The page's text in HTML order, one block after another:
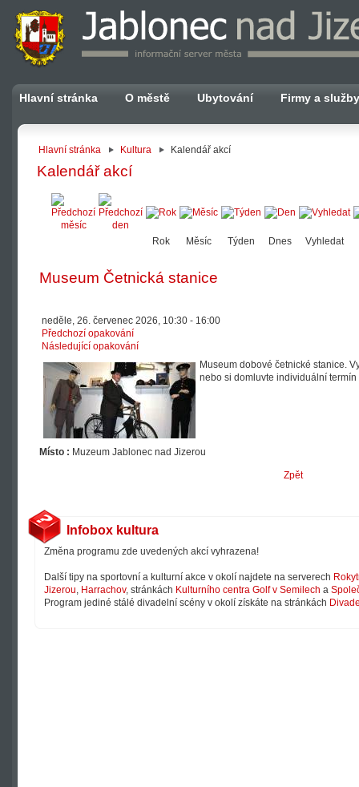
Hlavní stránka O městě Ubytování Firmy a služby
Hlavní stránka Kultura Kalendář akcí
Kalendář akcí
Rok Měsíc Týden Dnes Vyhledat
Museum Četnická stanice
neděle, 26. červenec 2026, 10:30 - 16:00
Předchozí opakování
Následující opakování
Museum dobové četnické stanice.
nebo si domluvte individuální
Místo : Muzeum Jablonec nad Jizerou
Zpět
Infobox kultura
Změna programu zde uvedených akcí vyhrazena!
Další tipy na sportovní a kulturní akce v okolí najdete na serverech
Jizerou, Harrachov, stránkách Kulturního centra Golf v Semilech a
Program jediné stálé divadelní scény v okolí získáte na stránkách